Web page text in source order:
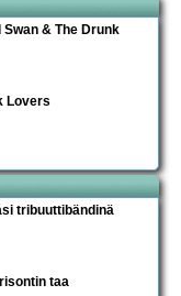
& The Drunk
Lovers
tribuuttibändinä
taa